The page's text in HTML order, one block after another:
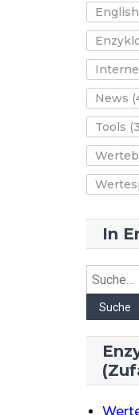
News
Tools
In
Suche
Suche